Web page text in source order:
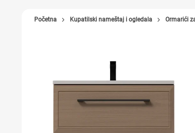
PLOČICE
SANITARIJE
Početna Kupatilski nameštaj i ogledala Ormarići